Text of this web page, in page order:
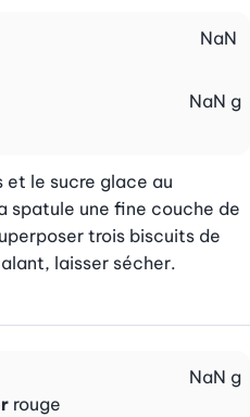
NaN
NaN g
et le sucre glace au
une fine couche de
trois biscuits de
laisser sécher.
rouge
NaN g